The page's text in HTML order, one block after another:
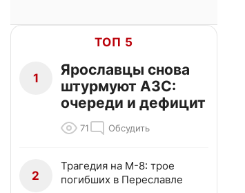
ТОП 5
1
Ярославцы снова
штурмуют АЗС:
очереди и дефицит
71 Обсудить
2
Трагедия на М-8: трое
погибших в Переславле